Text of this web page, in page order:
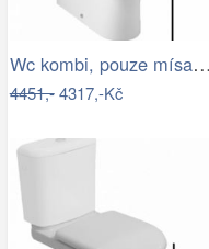
Wc kombi, pouze mísa Jika Mio vario…
4451,-4317,-Kč